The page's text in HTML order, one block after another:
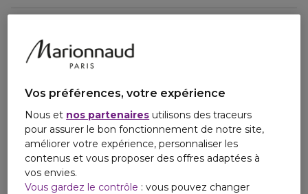
l'immortelle et la lavande, conférant au parfum toute sa
par une sensation musquée et boisée, laissant un sillage
mémorable.
whisky rétro et sexy, est une déclaration à lui seul.
Vos préférences, votre expérience
Nous et nos partenaires utilisons des traceurs
pour assurer le bon fonctionnement de notre site,
améliorer votre expérience, personnaliser les
contenus et vous proposer des offres adaptées à
vos envies.
Vous gardez le contrôle : vous pouvez changer